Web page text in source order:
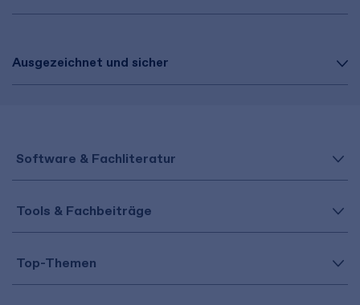
Ausgezeichnet und sicher
Software & Fachliteratur
Tools & Fachbeiträge
Top-Themen